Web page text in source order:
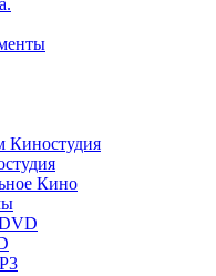
Киностудия
Кино